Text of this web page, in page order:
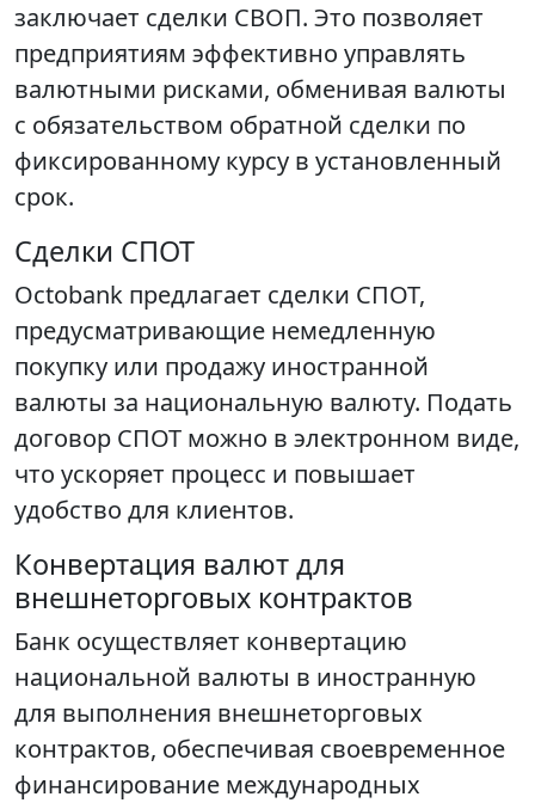
заключает сделки СВОП. Это позволяет
предприятиям эффективно управлять
валютными рисками, обменивая валюты
с обязательством обратной сделки по
фиксированному курсу в установленный
срок.
Сделки СПОТ
Octobank предлагает сделки СПОТ,
предусматривающие немедленную
покупку или продажу иностранной
валюты за национальную валюту. Подать
договор СПОТ можно в электронном виде,
что ускоряет процесс и повышает
удобство для клиентов.
Конвертация валют для
внешнеторговых контрактов
Банк осуществляет конвертацию
национальной валюты в иностранную
для выполнения внешнеторговых
контрактов, обеспечивая своевременное
финансирование международных